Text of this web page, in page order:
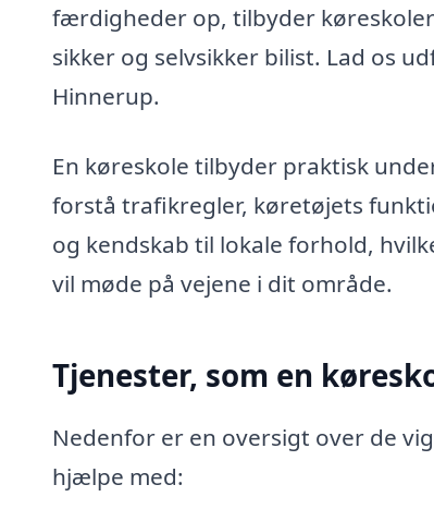
færdigheder op, tilbyder
sikker og selvsikker bilist. Lad os
Hinnerup.
En køreskole tilbyder praktisk
forstå trafikregler, køretøjets
og kendskab til lokale forhold,
vil møde på vejene i dit område.
Tjenester, som en
Nedenfor er en oversigt over de
hjælpe med: